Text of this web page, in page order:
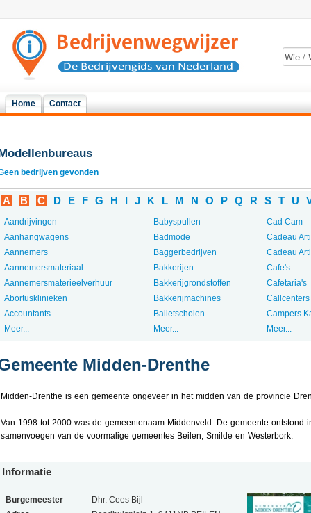
Home Contact
bedrijven gevonden
A B C D E F G H I J K L M N O P Q R S T U
Aandrijvingen
Aanhangwagens
Aannemers
Aannemersmateriaal
Aannemersmaterieelverhuur
Abortusklinieken
Accountants
Meer...
Babyspullen
Badmode
Baggerbedrijven
Bakkerijen
Bakkerijgrondstoffen
Bakkerijmachines
Balletscholen
Meer...
Cad Cam
Cadeau
Cadeau
Cafe's
Cafetaria's
Callcenters
Campers
Meer...
Midden-Drenthe
Midden-Drenthe is een gemeente ongeveer in het midden van de provincie
Van 1998 tot 2000 was de gemeentenaam Middenveld. De gemeente ontstond
samenvoegen van de voormalige gemeentes Beilen, Smilde en Westerbork.
Informatie
Burgemeester
Dhr. Cees Bijl